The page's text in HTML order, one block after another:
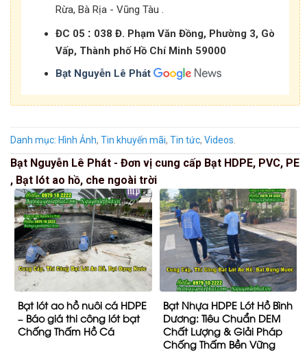
Rừa, Bà Rịa - Vũng Tàu .
ĐC 05 : 038 Đ. Phạm Văn Đồng, Phường 3, Gò
Vấp, Thành phố Hồ Chí Minh 59000
Bạt Nguyễn Lê Phát
Danh mục: Hình Ảnh, Tin khuyến mãi, Tin tức, Videos
Bạt Nguyễn Lê Phát - Đơn vị cung cấp Bạt HDPE, PVC, PE
, Bạt lót ao hồ, che ngoài trời
Bạt lót ao hồ nuôi cá HDPE
– Báo giá thi công lót bạt
Chống Thấm Hồ Cá
Bạt Nhựa HDPE Lót Hồ Bình
Dương: Tiêu Chuẩn DEM
Chất Lượng & Giải Pháp
Chống Thấm Bền Vững